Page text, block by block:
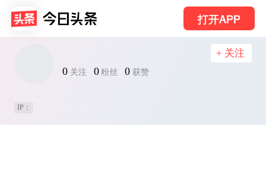
打开APP
0 关注 0 粉丝 0 获赞
+ 关注
IP：